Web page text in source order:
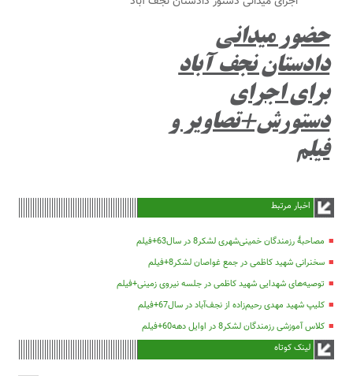
حضور میدانی
دادستان نجف آباد
برای اجرای
دستورش+تصاویر و
فیلم
اخبار مرتبط
مصاحبۀ رزمندگان خمینی‌شهری لشکر8 در سال63+فیلم
سخنرانی شهید کاظمی در جمع غواصان لشکر8+فیلم
توصیه‌های شهدایی شهید کاظمی در جلسه نیروی زمینی+فیلم
کلیپ شهید مهدی رحیم‌زاده از نجف‌آباد در سال67+فیلم
کلاس آموزشی رزمندگان لشکر8 در اوایل دهه60+فیلم
لینک کوتاه